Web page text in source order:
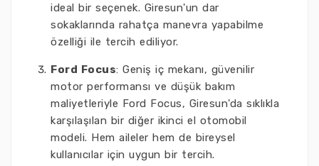
ideal bir seçenek. Giresun'un dar
sokaklarında rahatça manevra yapabilme
özelliği ile tercih ediliyor.
Ford Focus: Geniş iç mekanı, güvenilir
motor performansı ve düşük bakım
maliyetleriyle Ford Focus, Giresun'da sıklıkla
karşılaşılan bir diğer ikinci el otomobil
modeli. Hem aileler hem de bireysel
kullanıcılar için uygun bir tercih.